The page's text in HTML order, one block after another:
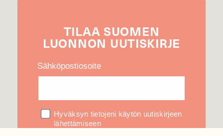
TILAA SUOMEN
LUONNON UUTIS­KIRJE
Sähköpostiosoite
Hyväksyn tietojeni käytön uutiskirjeen
lähettämiseen